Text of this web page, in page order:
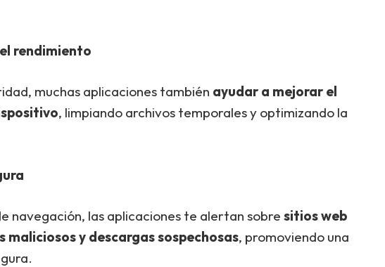
rendimiento
muchas aplicaciones también ayudar a mejorar el
, limpiando archivos temporales y optimizando la
navegación, las aplicaciones te alertan sobresitios web
maliciosos y descargas sospechosas, promoviendo una